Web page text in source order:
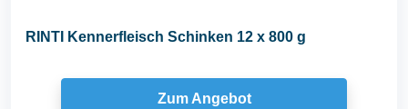
RINTI Kennerfleisch Schinken 12 x 800 g
Zum Angebot